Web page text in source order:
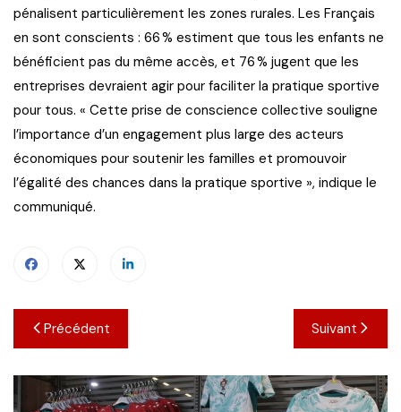
pénalisent particulièrement les zones rurales. Les Français
en sont conscients : 66 % estiment que tous les enfants ne
bénéficient pas du même accès, et 76 % jugent que les
entreprises devraient agir pour faciliter la pratique sportive
pour tous. « Cette prise de conscience collective souligne
l’importance d’un engagement plus large des acteurs
économiques pour soutenir les familles et promouvoir
l’égalité des chances dans la pratique sportive », indique le
communiqué.
Navigation
de
l’article
Précédent Suivant